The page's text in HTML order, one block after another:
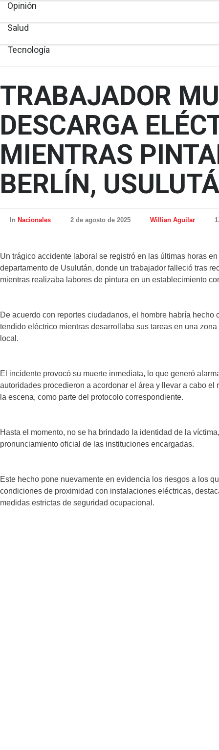
Opinión
Salud
Tecnología
TRABAJADOR
DESCARGA
MIENTRAS
BERLÍN,
In Nacionales 2 de agosto de 2025 Willian Aguilar
Un trágico accidente laboral se registró en las últimas horas
departamento de Usulután, donde un trabajador falleció tras
mientras realizaba labores de pintura en un establecimiento
De acuerdo con reportes ciudadanos, el hombre habría hecho
tendido eléctrico mientras desarrollaba sus tareas en una
local.
El incidente provocó su muerte inmediata, lo que generó
autoridades procedieron a acordonar el área y llevar a cabo
la escena, como parte del protocolo correspondiente.
Hasta el momento, no se ha brindado la identidad de la
pronunciamiento oficial de las instituciones encargadas.
Este hecho pone nuevamente en evidencia los riesgos a los
condiciones de proximidad con instalaciones eléctricas,
medidas estrictas de seguridad ocupacional.